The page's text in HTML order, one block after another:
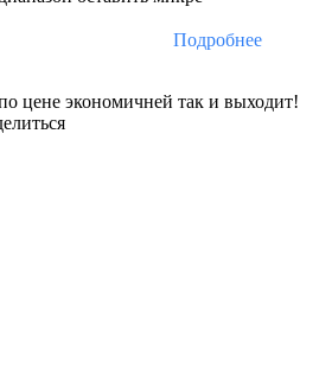
Подробнее
цене экономичней так и выходит!